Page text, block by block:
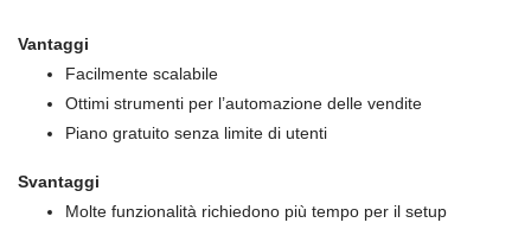
Vantaggi
Facilmente scalabile
Ottimi strumenti per l’automazione delle vendite
Piano gratuito senza limite di utenti
Svantaggi
Molte funzionalità richiedono più tempo per il setup